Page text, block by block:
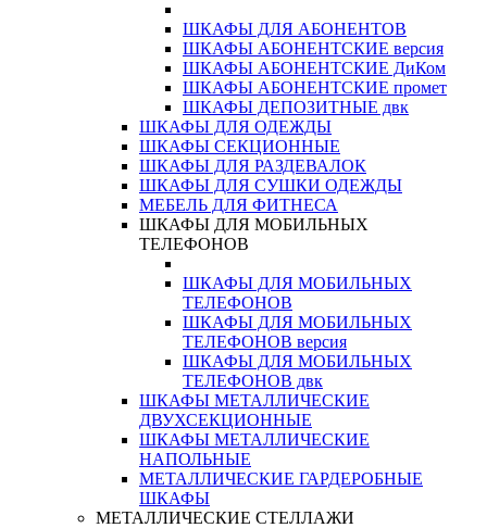
ШКАФЫ ДЛЯ АБОНЕНТОВ
ШКАФЫ АБОНЕНТСКИЕ версия
ШКАФЫ АБОНЕНТСКИЕ ДиКом
ШКАФЫ АБОНЕНТСКИЕ промет
ШКАФЫ ДЕПОЗИТНЫЕ двк
ШКАФЫ ДЛЯ ОДЕЖДЫ
ШКАФЫ СЕКЦИОННЫЕ
ШКАФЫ ДЛЯ РАЗДЕВАЛОК
ШКАФЫ ДЛЯ СУШКИ ОДЕЖДЫ
МЕБЕЛЬ ДЛЯ ФИТНЕСА
ШКАФЫ ДЛЯ МОБИЛЬНЫХ
ТЕЛЕФОНОВ
ШКАФЫ ДЛЯ МОБИЛЬНЫХ
ТЕЛЕФОНОВ
ШКАФЫ ДЛЯ МОБИЛЬНЫХ
ТЕЛЕФОНОВ версия
ШКАФЫ ДЛЯ МОБИЛЬНЫХ
ТЕЛЕФОНОВ двк
ШКАФЫ МЕТАЛЛИЧЕСКИЕ
ДВУХСЕКЦИОННЫЕ
ШКАФЫ МЕТАЛЛИЧЕСКИЕ
НАПОЛЬНЫЕ
МЕТАЛЛИЧЕСКИЕ ГАРДЕРОБНЫЕ
ШКАФЫ
МЕТАЛЛИЧЕСКИЕ СТЕЛЛАЖИ